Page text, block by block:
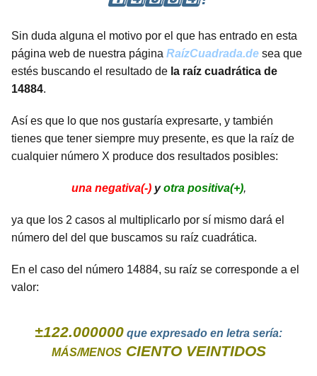
Sin duda alguna el motivo por el que has entrado en esta
página web de nuestra página RaízCuadrada.de sea que
estés buscando el resultado de la raíz cuadrática de
14884.
Así es que lo que nos gustaría expresarte, y también
tienes que tener siempre muy presente, es que la raíz de
cualquier número X produce dos resultados posibles:
una negativa(-)yotra positiva(+),
ya que los 2 casos al multiplicarlo por sí mismo dará el
número del del que buscamos su raíz cuadrática.
En el caso del número 14884, su raíz se corresponde a el
valor:
±122.000000 que expresado en letra sería:
MÁS/MENOS CIENTO VEINTIDOS